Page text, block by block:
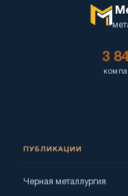
3
ПУБЛИКАЦИИ
Черная металлургия